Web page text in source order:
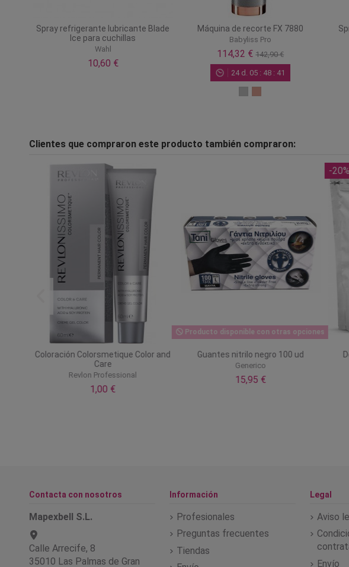
Spray refrigerante lubricante Blade
Ice para cuchillas
Wahl
10,60 €
Máquina de recorte FX 7880
Babyliss Pro
114,32 €142,90 €
24d. 05: 48: 39
Clientes que compraron este producto también compraron:
Coloración Colorsmetique Color and
Care
Revlon Professional
1,00 €
Producto disponible con otras opciones
Guantes nitrilo negro 100 ud
Generico
15,95 €
-20%
Contacta con nosotros
Mapexbell S.L.
Calle Arrecife, 8
35010 Las Palmas de Gran
Información
Profesionales
Preguntas frecuentes
Tiendas
Legal
Aviso
Envío